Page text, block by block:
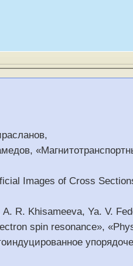
Images of Cross
R. Khisameeva, Ya. V.
spin resonance»,